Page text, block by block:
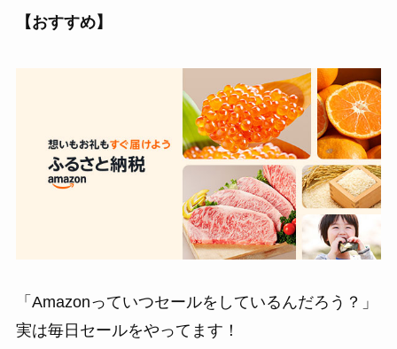
【おすすめ】
「Amazonっていつセールをしているんだろう？」
実は毎日セールをやってます！